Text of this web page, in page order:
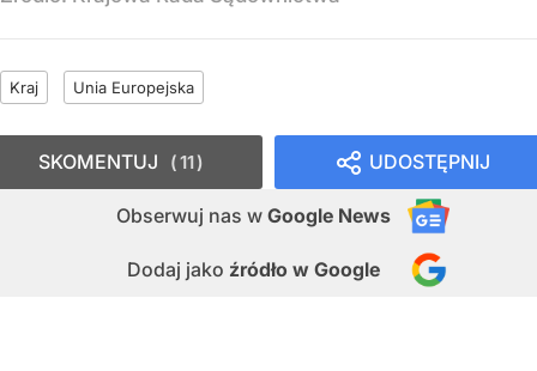
Kraj Unia Europejska
UDOSTĘPNIJ
Obserwuj nas w Google News
Dodaj jako źródło w Google
SKOMENTUJ 11